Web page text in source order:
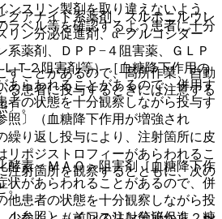
アナイド系薬剤、スルホニルウレ
リン分泌促進剤、α−グルコシダー
系薬剤、ＤＰＰ−４阻害薬、ＧＬＰ
Ｔ２阻害剤等）［血糖降下作用の
あらわれることがあるので、併用す
者の状態を十分観察しながら投与す
照〕（血糖降下作用が増強され
素＜ＭＡＯ＞阻害剤［血糖降下作
状があらわれることがあるので、併
他患者の状態を十分観察しながら投
スリン製剤を取り違えないよう、
ラベル等を確認するよう患者に十分
ことがあるので、高所作業、自動
る患者に投与するときには注意する
〕。
り返し投与により、注射箇所に皮
リポジストロフィーがあらわれるこ
注射箇所を観察するとともに、次の
。